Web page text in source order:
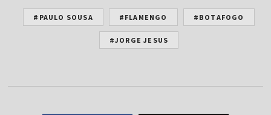
#PAULO SOUSA #FLAMENGO #BOTAFOGO
#JORGE JESUS